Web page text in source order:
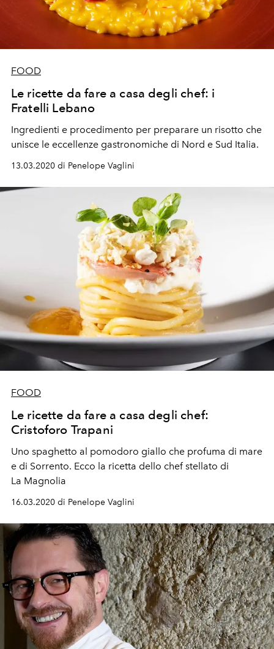
FOOD
Le ricette da fare a casa degli chef: i
Fratelli Lebano
Ingredienti e procedimento per preparare un risotto che
unisce le eccellenze gastronomiche di Nord e Sud Italia.
13.03.2020 di Penelope Vaglini
FOOD
Le ricette da fare a casa degli chef:
Cristoforo Trapani
Uno spaghetto al pomodoro giallo che profuma di mare
e di Sorrento. Ecco la ricetta dello chef stellato di
La Magnolia
16.03.2020 di Penelope Vaglini